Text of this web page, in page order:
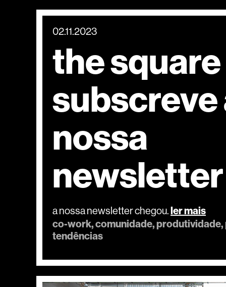
02.11.2023
the square
subscreve
nossa
newsletter
a nossa newsletter chegou.ler mais
co-work comunidade produtividade
tendências